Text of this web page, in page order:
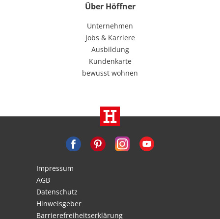
Über Höffner
Unternehmen
Jobs & Karriere
Ausbildung
Kundenkarte
bewusst wohnen
Impressum
AGB
Datenschutz
Hinweisgeber
Barrierefreiheitserklärung